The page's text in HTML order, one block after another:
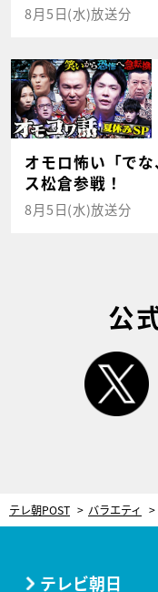
8月5日(水)放送分
オモロ怖い「で
ス松倉参戦！
8月5日(水)放送分
公
テレ朝POST バラエティ
テレビ朝日